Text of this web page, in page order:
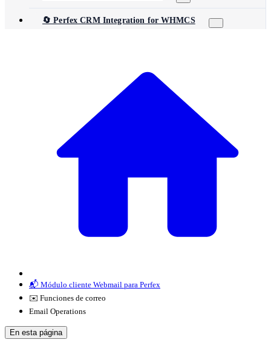
🔄 Perfex CRM Integration for WHMCS
📬 Módulo cliente Webmail para Perfex
✉️ Funciones de correo
Email Operations
En esta página